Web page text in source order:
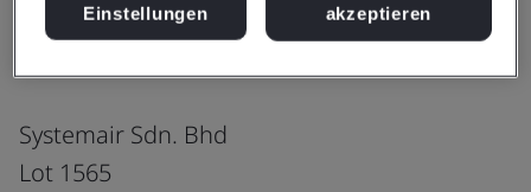
BS EN 12101-3: 2015
Systemair Sdn. Bhd
Lot 1565
Einstellungen
akzeptieren